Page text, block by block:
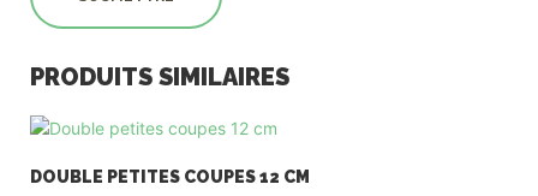
PRODUITS SIMILAIRES
DOUBLE PETITES COUPES 12 CM